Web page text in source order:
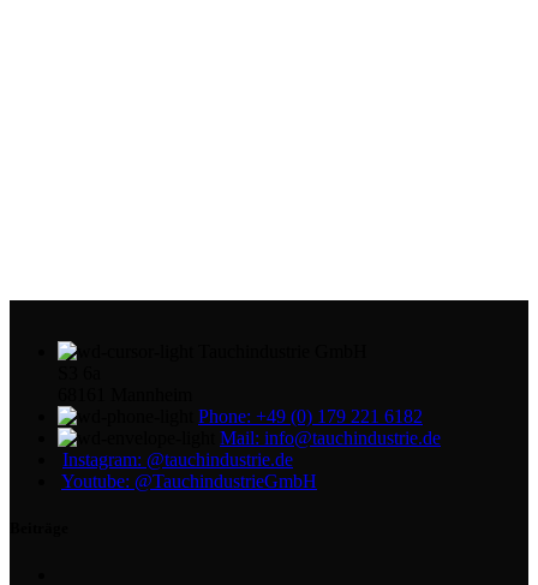
Phone: +49 (0) 179 221 6182
Mail: info@tauchindustrie.de
Instagram: @tauchindustrie.de
Youtube: @TauchindustrieGmbH